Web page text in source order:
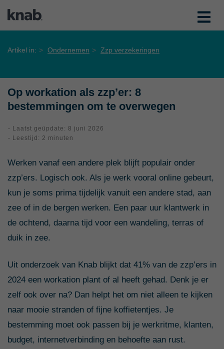
Artikel in: Ondernemen Zzp verzekeringen
Op workation als zzp’er: 8
bestemmingen om te overwegen
- Laatst geüpdate: 8 juni 2026
- Leestijd: 2 minuten
Werken vanaf een andere plek blijft populair onder
zzp’ers. Logisch ook. Als je werk vooral online gebeurt,
kun je soms prima tijdelijk vanuit een andere stad, aan
zee of in de bergen werken. Een paar uur klantwerk in
de ochtend, daarna tijd voor een wandeling, terras of
duik in zee.
Uit onderzoek van Knab blijkt dat 41% van de zzp’ers in
2024 een workation plant of al heeft gehad. Denk je er
zelf ook over na? Dan helpt het om niet alleen te kijken
naar mooie stranden of fijne koffietentjes. Je
bestemming moet ook passen bij je werkritme, klanten,
budget, internetverbinding en behoefte aan rust.